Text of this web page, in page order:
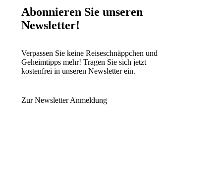
Abonnieren Sie unseren
Newsletter!
Verpassen Sie keine Reiseschnäppchen und
Geheimtipps mehr! Tragen Sie sich jetzt
kostenfrei in unseren Newsletter ein.
Zur Newsletter Anmeldung